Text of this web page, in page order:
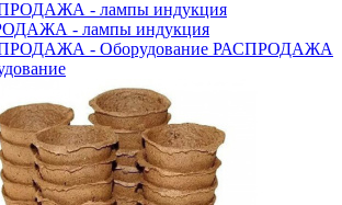
- лампы индукция
РАСПРОДАЖА